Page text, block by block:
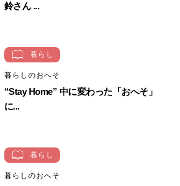
鈴さん ...
暮らし
暮らしのおへそ
“Stay Home” 中に変わった「おへそ」
に...
暮らし
暮らしのおへそ